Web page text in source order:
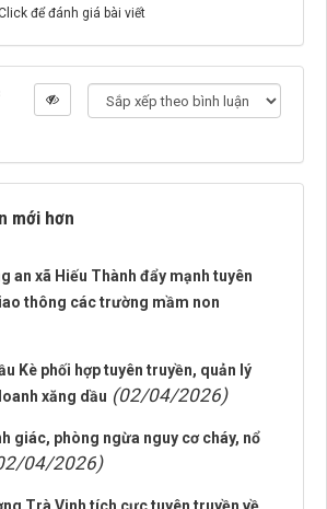
để đánh giá bài viết
mới hơn
an xã Hiếu Thành đẩy mạnh tuyên
thông các trường mầm non
Kè phối hợp tuyên truyền, quản lý
xăng dầu (02/04/2026)
giác, phòng ngừa nguy cơ cháy, nổ
04/2026)